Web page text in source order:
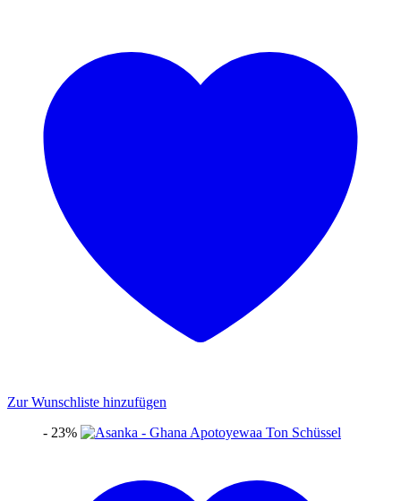
Zur Wunschliste hinzufügen
- 23%